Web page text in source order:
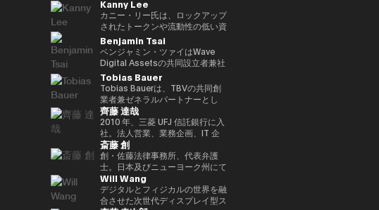
ローバル資本市場の将来の構造
や、規制された金融システムへの
ブロックチェーン技術の統合につ
いて定期的に見解を発信していま
す。
を設立しました。
います。 AIエージェントが経済
活動に参加する未来を見据え、ブ
ロックチェーンを基盤とした次世
代金融インフラの構築に取り組ん
でいます。
め、300を超えるプロジェクトが
含まれており、変革的テクノロジ
ーを見抜く鋭い洞察力を示してい
る。 資金提供にとどまらず、
Budki は World Economic
Forum や Binance Blockchain
Week などの国際的なイベントで
登壇する世界的に評価の高いスピ
ーカーでもある。市場動向やブロ
ックチェーンの普及に関する彼の
見解は、The Times、
CoinDesk、Entrepreneur
Middle East といった主要メディ
アからも注目を集めている。 ま
た、ソーシャルメディアでの積極
的な発信を通じて、その影響力を
さらに拡大。短期的な利益よりも
Web3 の長期的な可能性を重視
し、世界の在り方を再定義するス
モディティトレーディングに精
通。
PolkadotおよびKusama
Networkの初期投資家かつ支援
者としても知られており、資本配
分や寄付、パラチェーンオークシ
ョンへの積極的な支援を通じて、
エコシステムへの多大な貢献を続
けています。
アンバサダー（Global Council
of Responsible AI／米国） • 国
際グローバル ICT 連盟
（IFCGICT／国連・米国）プロ
フェッショナル会員 • ITU 認定 AI
監査人（Certified AI Auditor） •
World AI Council（カナダ）認定
チーフ AI オフィサー（Chief AI
Officer） • Gulf College 理事会
（Board of Trustees）メンバー
• オマーン商工会議所 デジタル経
済・AI 委員会メンバー •
GCC（湾岸協力会議）AI プロジ
ェクトおよび AI 国際アワード審
査委員メンバー • 大学および学術
アドバイザリーボードメンバー
（SQU、AOU、Sohar
University） • Global CIO
Summit（タイ、2022年）にて
の共同創設組織の一つである
EMURGO のCEOです。
EMURGOは、ブロックチェーン
技術および資産のトークン化の商
業的普及を推進しています。
CEOとして、フィリップ氏は
EMURGOの戦略的方向性および
グローバルオペレーション全体を
統括し、投資、パートナーシッ
プ、インフラ開発を通じて、従来
の金融とブロックチェーンをつな
ぐ取り組みを主導しています。
Kanny Lee
カニー・リー氏は、ロックアップ
されたトークンや流動性の低い資
産の二次取引を可能にする分散型
マーケットプレイス
SecondSwap の創設者兼CEOで
す。 CEOとしてカニー氏は、
SecondSwapの戦略的ビジョン
とプロダクト開発の実行を統括
し、Web3市場における持続可能
な流動性とアクセシビリティを高
めるためのイノベーションを推進
しています。
Benjamin Tsai
ベンジャミン・ツァイはWave
Digital Assetsの共同設立者兼社
長であり、同社はSEC（米国証券
取引委員会）に登録されたデジタ
ルアセット管理会社です。彼は同
社で製品開発と取引を監督してい
ます。三か国語を操り、仮想通貨
のネイティブスピーカーであり、
また伝統的な金融分野のベテラン
でもあります。ベンは、シンガポ
ールのメリルリンチ・コモディテ
ィーズで15年以上にわたりシニ
アリーダーシップの経験を積み、
同社のCEOを務めました。ま
Tobias Bauer
Tobias Bauerは、TBVの共同創
業者兼ゼネラルパートナーとし
て、トップクラスのスタートアッ
プへの投資やベンチャービルディ
ングを行っています。過去には
Blockchain Founders Fundのパ
ートナーを務め、75Mドルのファ
ンドを立ち上げ、150以上のスタ
ートアップに投資しました。ま
た、Consensusや香港フィンテ
ックウィークなど300以上の
齊藤 達哉
2010 年、三菱 UFJ 信託銀行に入
社。法人営業、業務企画、IT 企
画を経て、2016 年に FinTech 推
進室設立、1 人目の専任担当とし
て三菱 UFJ 信託銀行のデジタル
戦略を企画・推進。“シリアルイ
ントレプレナー(連続社内起業
家)”として、情報銀行基盤
斎藤 創
創・佐藤法律事務所、代表弁護
士。日本及びニューヨーク州にて
弁護士資格。東京大学法学部、ニ
ューヨーク大学ロースクール卒。
西村あさひ法律事務所にて主とし
Will Wang
デジタルとフィジカルの世界を融
合させた次世代ディスプレイ型ス